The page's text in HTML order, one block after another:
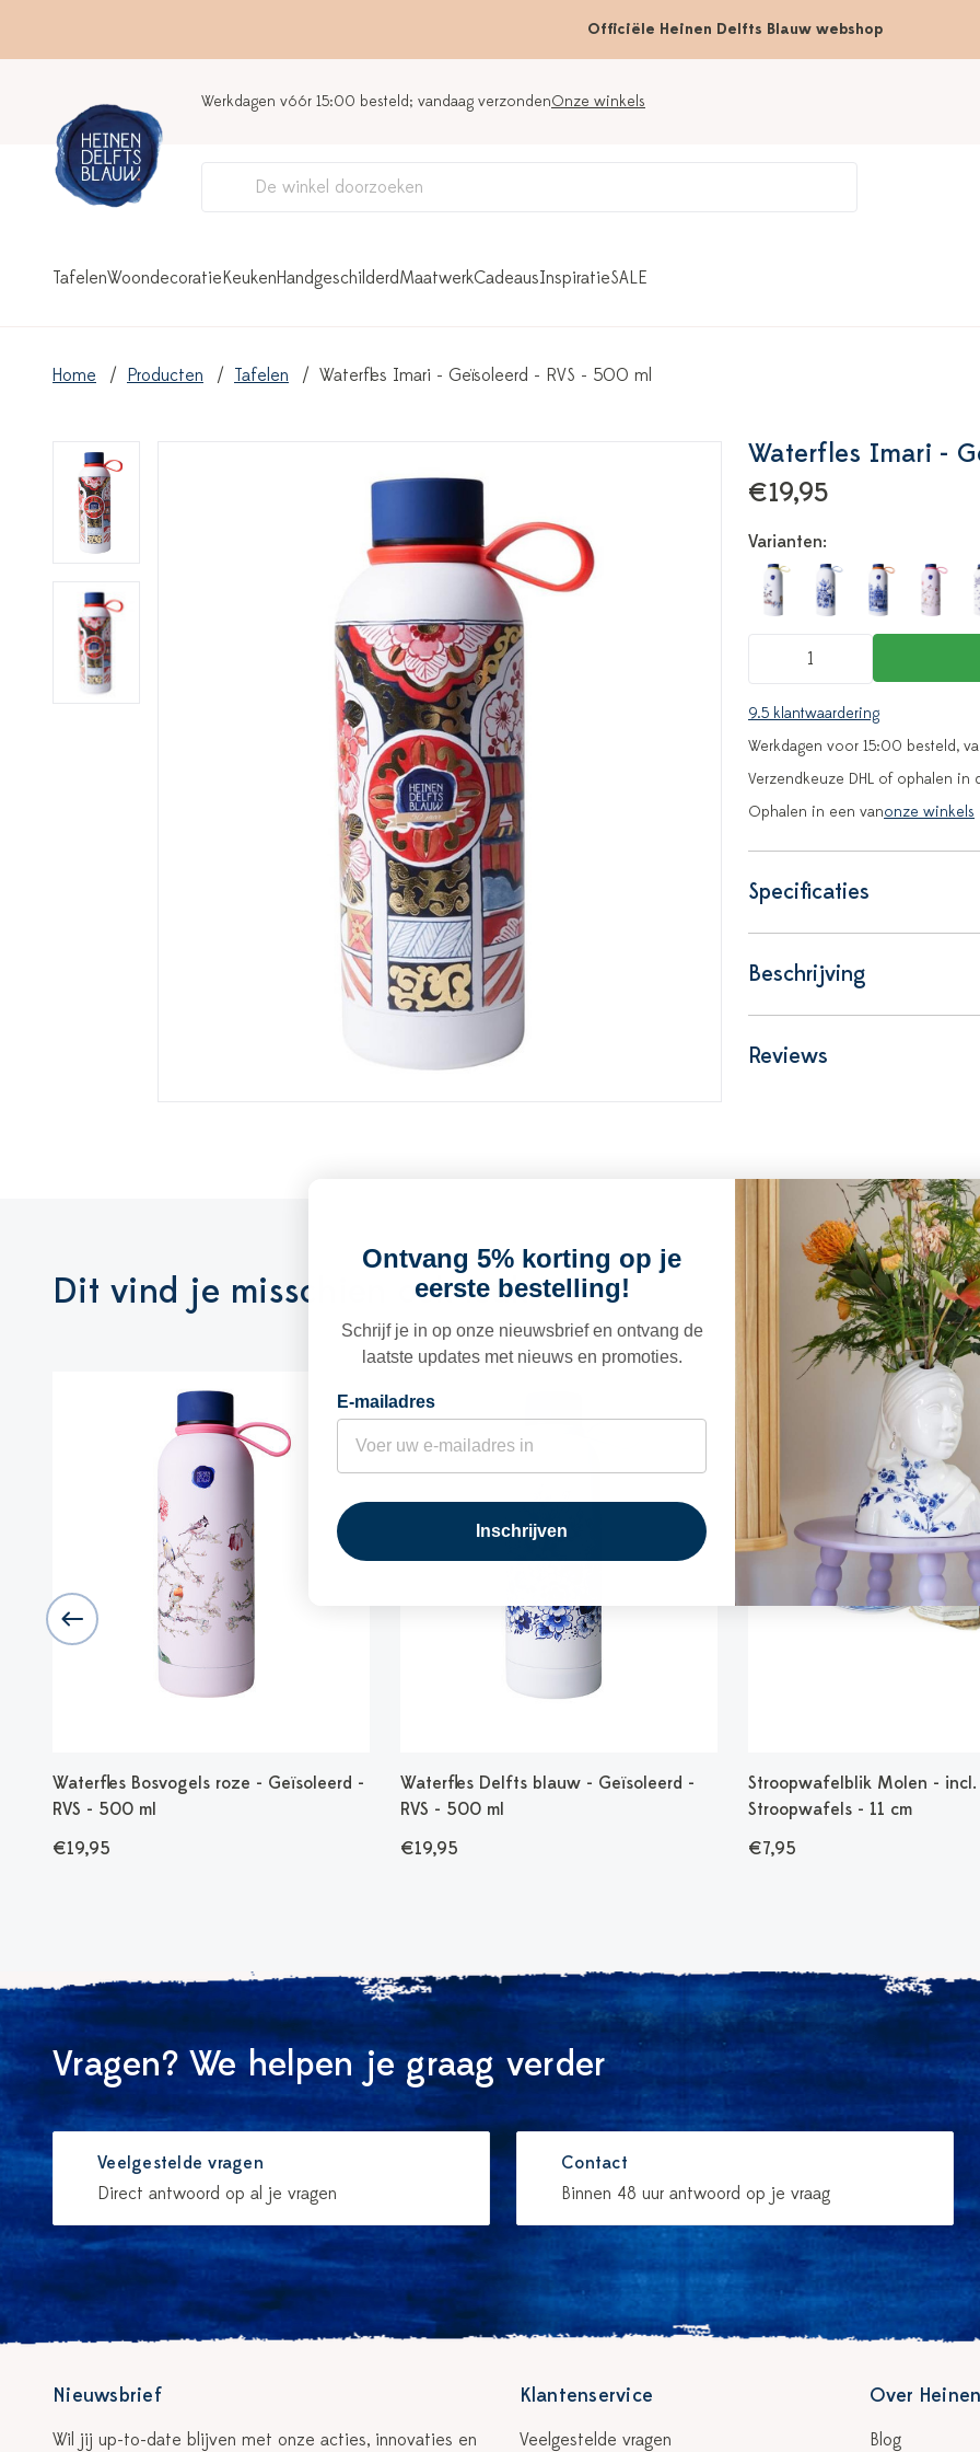
Officiële Heinen Delfts Blauw webshop
Werkdagen vóór 15:00 besteld; vandaag verzondenOnze winkels
TafelenWoondecoratieKeukenHandgeschilderdMaatwerkCadeausInspiratieSALE
Home Producten Tafelen Waterfles Imari - Geïsoleerd - RVS - 500 ml
Waterfles Imari -
€19,95
Varianten:
9.5 klantwaardering
Werkdagen voor 15:00 besteld,
Verzendkeuze DHL of ophalen in
Ophalen in een vanonze winkels
Specificaties
Beschrijving
Reviews
Dit vind je misschien ook leuk
Waterfles Bosvogels roze - Geïsoleerd -
RVS - 500 ml
€19,95
Waterfles Delfts blauw - Geïsoleerd -
RVS - 500 ml
€19,95
Stroopwafelblik Molen - incl.
Stroopwafels - 11 cm
€7,95
Vragen? We helpen je graag verder
Veelgestelde vragen
Direct antwoord op al je vragen
Contact
Binnen 48 uur antwoord op je vraag
Nieuwsbrief
Wil jij up-to-date blijven met onze acties, innovaties en
Klantenservice
Veelgestelde vragen
Over
Blog
Ontvang 5% korting op je
eerste bestelling!
Schrijf je in op onze nieuwsbrief en ontvang de
laatste updates met nieuws en promoties.
E-mailadres
Inschrijven